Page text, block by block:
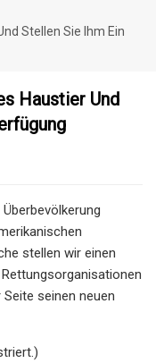
Stellen Sie Ihm Ein
Haustier Und
stellen wir einen
seinen neuen